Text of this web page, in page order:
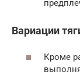
Вариации
Кроме